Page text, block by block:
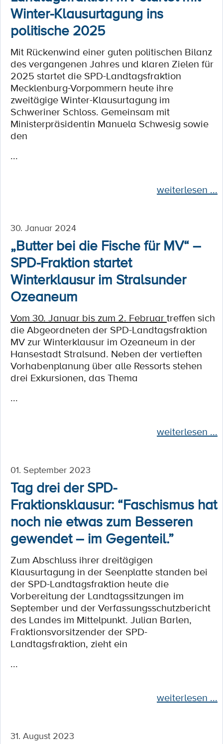
Winter-Klausurtagung ins
politische 2025
Mit Rückenwind einer guten politischen Bilanz
des vergangenen Jahres und klaren Zielen für
2025 startet die SPD-Landtagsfraktion
Mecklenburg-Vorpommern heute ihre
zweitägige Winter-Klausurtagung im
Schweriner Schloss. Gemeinsam mit
Ministerpräsidentin Manuela Schwesig sowie
den
...
weiterlesen ...
30. Januar 2024
„Butter bei die Fische für MV“ –
SPD-Fraktion startet
Winterklausur im Stralsunder
Ozeaneum
Vom 30. Januar bis zum 2. Februartreffen sich
die Abgeordneten der SPD-Landtagsfraktion
MV zur Winterklausur im Ozeaneum in der
Hansestadt Stralsund. Neben der vertieften
Vorhabenplanung über alle Ressorts stehen
drei Exkursionen, das Thema
...
weiterlesen ...
01. September 2023
Tag drei der SPD-
Fraktionsklausur: “Faschismus hat
noch nie etwas zum Besseren
gewendet – im Gegenteil.”
Zum Abschluss ihrer dreitägigen
Klausurtagung in der Seenplatte standen bei
der SPD-Landtagsfraktion heute die
Vorbereitung der Landtagssitzungen im
September und der Verfassungsschutzbericht
des Landes im Mittelpunkt. Julian Barlen,
Fraktionsvorsitzender der SPD-
Landtagsfraktion, zieht ein
...
weiterlesen ...
31. August 2023